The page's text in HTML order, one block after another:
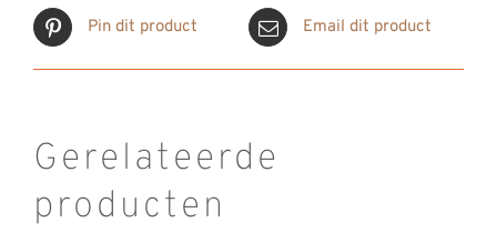
Pin dit product Email dit product
Gerelateerde
producten